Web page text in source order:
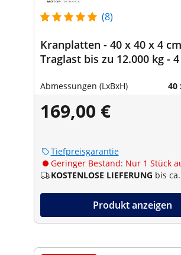
(8)
Kranplatten - 40 x 40 x 4
Traglast bis zu 12.000 kg -
Abmessungen (LxBxH) 40
169,00 €
Tiefpreisgarantie
Geringer Bestand: Nur 1 Stück
KOSTENLOSE LIEFERUNG bis
Produkt anzeigen